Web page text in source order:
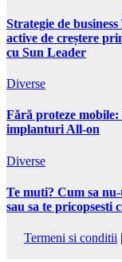
Strategie de
active de creștere
cu Sun Leader
Diverse
Fără proteze
implanturi All-on
Diverse
Te muti? Cum sa
sau sa te pricopsesti
Termeni si conditii |